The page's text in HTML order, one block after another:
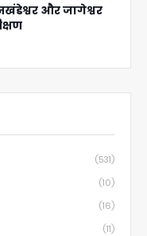
और जागेश्वर
(531)
(10)
(16)
(11)